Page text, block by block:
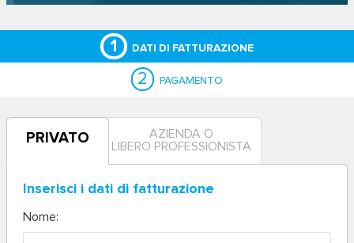
1 DATI DI FATTURAZIONE
2 PAGAMENTO
PRIVATO
AZIENDA O
LIBERO PROFESSIONISTA
Inserisci i dati di fatturazione
Nome: